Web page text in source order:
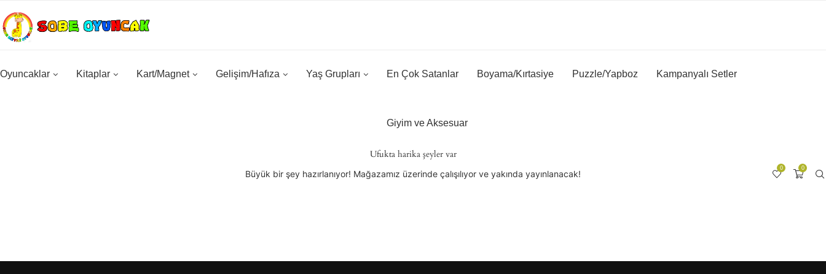
Oyuncaklar Kitaplar Kart/Magnet Gelişim/Hafıza Yaş Grupları En Çok Satanlar Boyama/Kırtasiye Puzzle/Yapboz Kampanyalı Setler
Giyim ve Aksesuar
0
0
Ufukta harika şeyler var
Büyük bir şey hazırlanıyor! Mağazamız üzerinde çalışılıyor ve yakında yayınlanacak!